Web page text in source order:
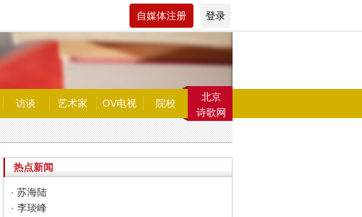
自媒体注册 登录
访谈 艺术家 OV电视 院校
北京
诗歌网
热点新闻
· 苏海陆
· 李琰峰